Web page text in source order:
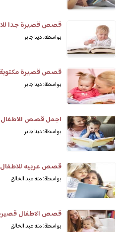
قصص قصيرة جدا
بواسطة: دينا جابر
قصص قصيرة مكتوبة
بواسطة: دينا جابر
اجمل قصص
بواسطة: دينا جابر
قصص عربيه للاطفال
بواسطة: منه عبد الخالق
قصص الاطفال
بواسطة: منه عبد الخالق